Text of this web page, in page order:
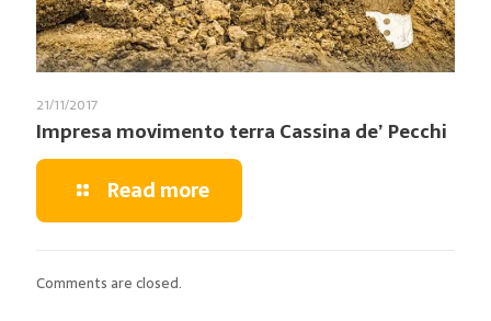
21/11/2017
Impresa movimento terra Cassina de’ Pecchi
Read more
Comments are closed.